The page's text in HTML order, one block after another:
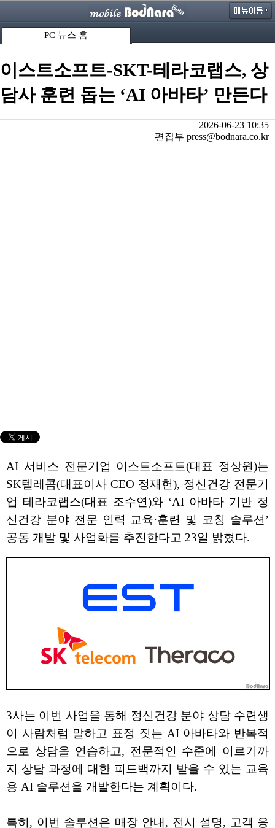
PC 뉴스 홈
이스트소프트-SKT-테라코랩스, 상
담사 훈련 돕는 ‘AI 아바타’ 만든다
2026-06-23 10:35
편집부 press@bodnara.co.kr
AI 서비스 전문기업 이스트소프트(대표 정상원)는
SK텔레콤(대표이사 CEO 정재헌), 정신건강 전문기
업 테라코랩스(대표 조수연)와 ‘AI 아바타 기반 정
신건강 분야 전문 인력 교육·훈련 및 코칭 솔루션’
공동 개발 및 사업화를 추진한다고 23일 밝혔다.
3사는 이번 사업을 통해 정신건강 분야 상담 수련생
이 사람처럼 말하고 표정 짓는 AI 아바타와 반복적
으로 상담을 연습하고, 전문적인 수준에 이르기까
지 상담 과정에 대한 피드백까지 받을 수 있는 교육
용 AI 솔루션을 개발한다는 계획이다.
특히, 이번 솔루션은 매장 안내, 전시 설명, 고객 응